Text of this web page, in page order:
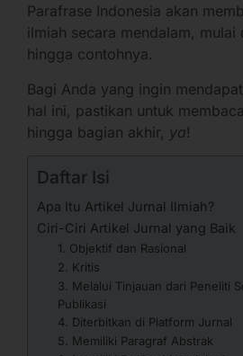
Parafrase Indonesia akan
ilmiah secara mendalam, mulai
hingga contohnya.
Bagi Anda yang ingin
hal ini, pastikan untuk
hingga bagian akhir, ya!
Daftar Isi
Apa Itu Artikel Jurnal Ilmiah?
Ciri-Ciri Artikel Jurnal yang Baik
1. Objektif dan Rasional
2. Kritis
3. Melalui Tinjauan dari Peneliti
Publikasi
4. Diterbitkan di Platform Jurnal
5. Memiliki Paragraf Abstrak